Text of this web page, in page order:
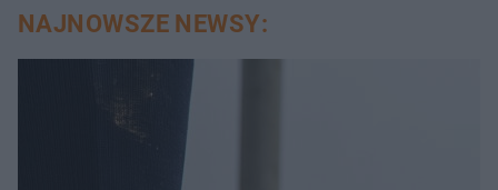
NAJNOWSZE NEWSY: